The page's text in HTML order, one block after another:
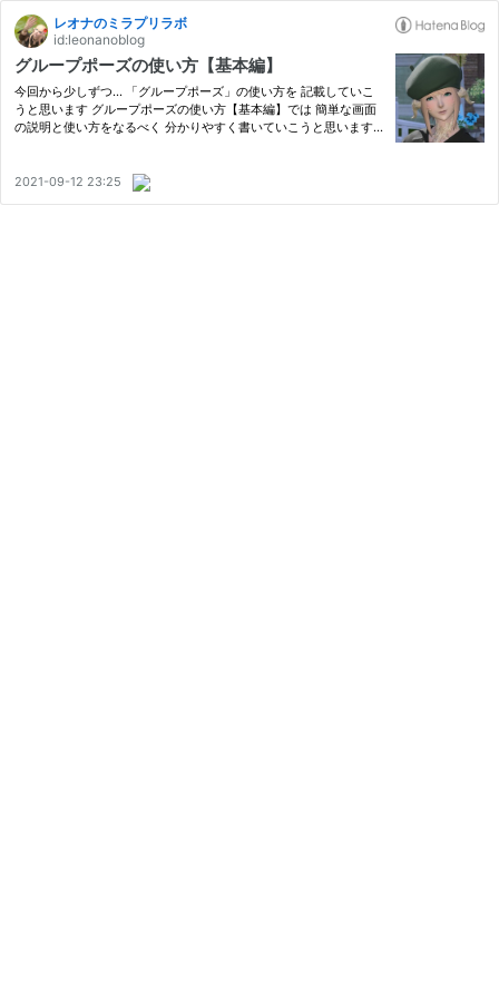
レオナのミラプリラボ
id:leonanoblog
グループポーズの使い方【基本編】
今回から少しずつ... 「グループポーズ」の使い方を 記載していこ
うと思います グループポーズの使い方【基本編】では 簡単な画面
の説明と使い方をなるべく 分かりやすく書いていこうと思います
の…
2021-09-12 23:25